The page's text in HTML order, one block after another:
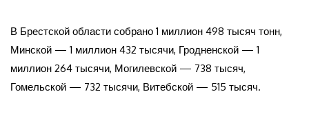
В Брестской области собрано 1 миллион 498 тысяч тонн,
Минской — 1 миллион 432 тысячи, Гродненской — 1
миллион 264 тысячи, Могилевской — 738 тысяч,
Гомельской — 732 тысячи, Витебской — 515 тысяч.